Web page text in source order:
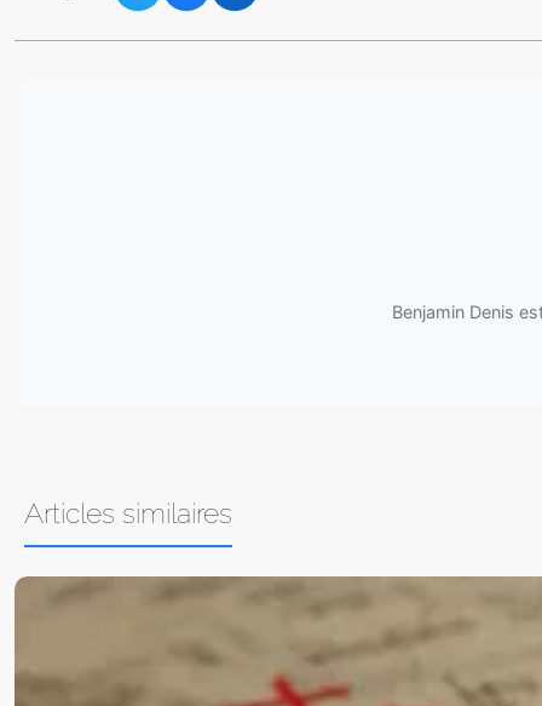
Benjamin Denis
Articles similaires